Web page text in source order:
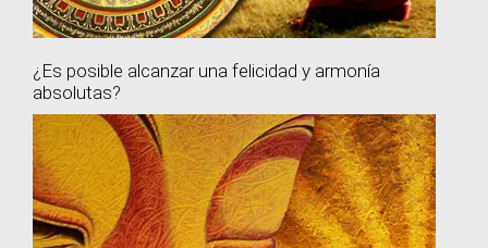
¿Es posible alcanzar una felicidad y armonía
absolutas?